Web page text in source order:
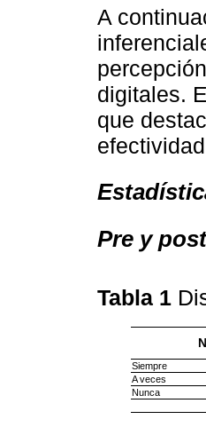
A
digitales.
que
Pre y
Tabla 1
Siempre
A veces
Nunca